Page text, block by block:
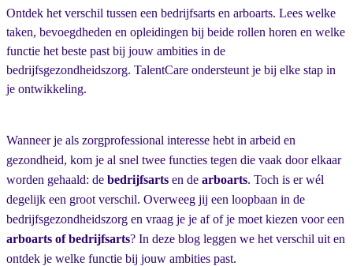
Ontdek het verschil tussen een bedrijfsarts en arboarts. Lees welke
taken, bevoegdheden en opleidingen bij beide rollen horen en welke
functie het beste past bij jouw ambities in de
bedrijfsgezondheidszorg. TalentCare ondersteunt je bij elke stap in
je ontwikkeling.
Wanneer je als zorgprofessional interesse hebt in arbeid en
gezondheid, kom je al snel twee functies tegen die vaak door elkaar
worden gehaald: de bedrijfsarts en de arboarts. Toch is er wél
degelijk een groot verschil. Overweeg jij een loopbaan in de
bedrijfsgezondheidszorg en vraag je je af of je moet kiezen voor een
arboarts of bedrijfsarts? In deze blog leggen we het verschil uit en
ontdek je welke functie bij jouw ambities past.